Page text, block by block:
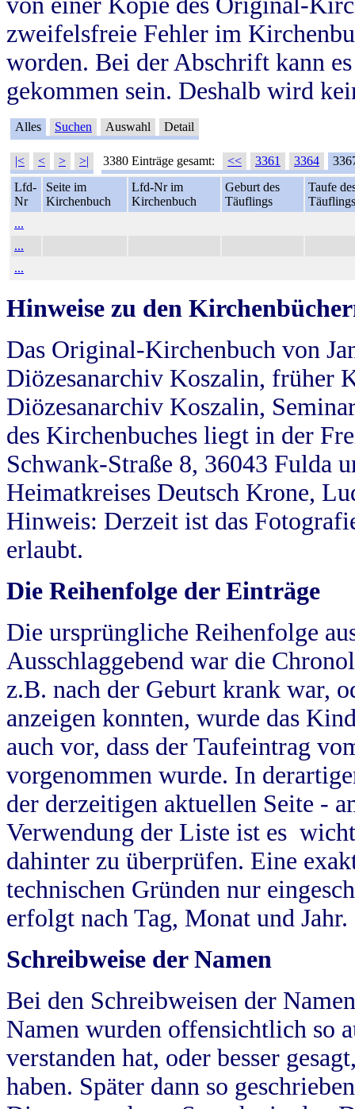
zweifelsfreie Fehler im
worden. Bei der Abschrift kann
gekommen sein. Deshalb wird
Alles Suchen Auswahl Detail
|< < > >| 3380 Einträge gesamt: << 3361 3364
Lfd-
Nr
Seite im
Kirchenbuch
Lfd-Nr im
Kirchenbuch
Geburt des
Täuflings
Taufe
Täuflings
...
...
...
Hinweise zu den
Das Original-Kirchenbuch von
Diözesanarchiv Koszalin, früher
Diözesanarchiv Koszalin,
des Kirchenbuches liegt in der
Schwank-Straße 8, 36043 Fulda
Heimatkreises Deutsch Krone,
Hinweis: Derzeit ist das
erlaubt.
Die Reihenfolge der Einträge
Die ursprüngliche Reihenfolge
Ausschlaggebend war die
z.B. nach der Geburt krank war,
anzeigen konnten, wurde das
auch vor, dass der Taufeintrag
vorgenommen wurde. In
der derzeitigen aktuellen Seite -
Verwendung der Liste ist es
dahinter zu überprüfen. Eine
technischen Gründen nur
erfolgt nach Tag, Monat und Jahr.
Schreibweise der Namen
Bei den Schreibweisen der
Namen wurden offensichtlich so
verstanden hat, oder besser
haben. Später dann so